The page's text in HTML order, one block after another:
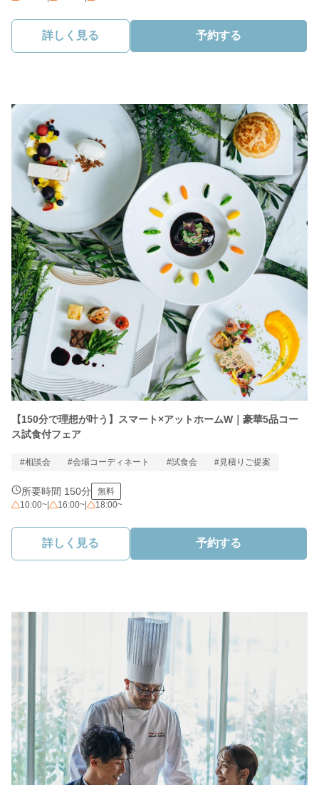
詳しく見る 予約する
【150分で理想が叶う】スマート×アットホームW｜豪華5品コー
ス試食付フェア
#相談会 #会場コーディネート #試食会 #見積りご提案
所要時間 150分
無料
10:00~
16:00~ 18:00~
詳しく見る 予約する